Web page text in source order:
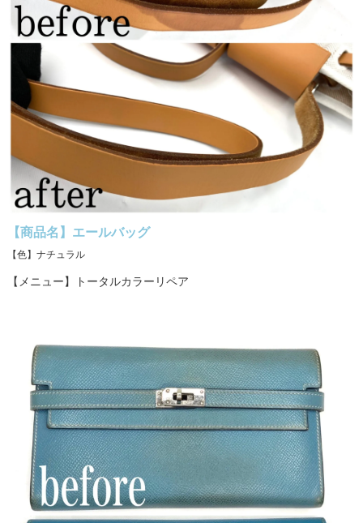
【商品名】エールバッグ
【色】ナチュラル
【メニュー】トータルカラーリペア